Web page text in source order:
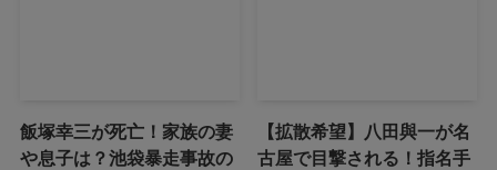
飯塚幸三が死亡！家族の妻
や息子は？池袋暴走事故の
【拡散希望】八田與一が名
古屋で目撃される！指名手